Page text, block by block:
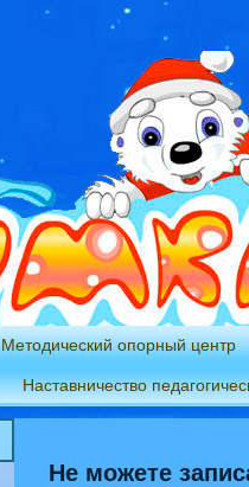
Методический опорный центр
Наставничество
Не можете